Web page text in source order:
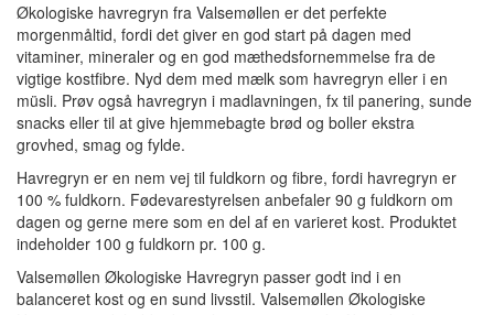
Økologiske havregryn fra Valsemøllen er det perfekte
morgenmåltid, fordi det giver en god start på dagen med
vitaminer, mineraler og en god mæthedsfornemmelse fra de
vigtige kostfibre. Nyd dem med mælk som havregryn eller i en
müsli. Prøv også havregryn i madlavningen, fx til panering, sunde
snacks eller til at give hjemmebagte brød og boller ekstra
grovhed, smag og fylde.
Havregryn er en nem vej til fuldkorn og fibre, fordi havregryn er
100 % fuldkorn. Fødevarestyrelsen anbefaler 90 g fuldkorn om
dagen og gerne mere som en del af en varieret kost. Produktet
indeholder 100 g fuldkorn pr. 100 g.
Valsemøllen Økologiske Havregryn passer godt ind i en
balanceret kost og en sund livsstil. Valsemøllen Økologiske